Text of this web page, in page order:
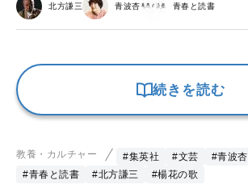
北方謙三 青波杏 青春と読書
続きを読む
教養・カルチャー #集英社 #文芸 #青波杏
#青春と読書
#北方謙三 #楊花の歌